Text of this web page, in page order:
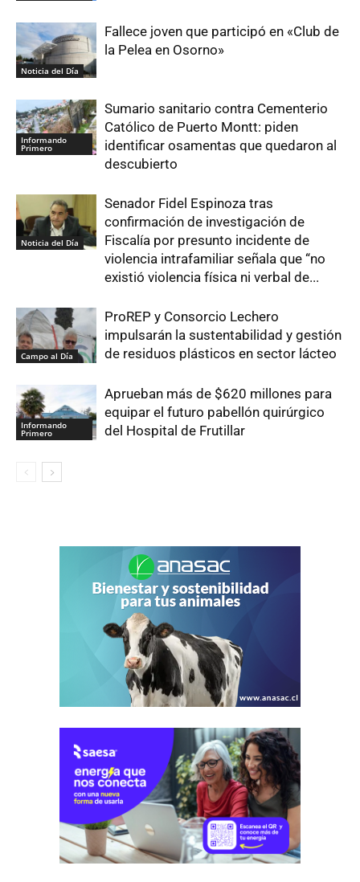
Noticia del Día
Fallece joven que participó en «Club de
la Pelea en Osorno»
Informando
Primero
Sumario sanitario contra Cementerio
Católico de Puerto Montt: piden
identificar osamentas que quedaron al
descubierto
Noticia del Día
Senador Fidel Espinoza tras
confirmación de investigación de
Fiscalía por presunto incidente de
violencia intrafamiliar señala que “no
existió violencia física ni verbal de...
Campo al Día
ProREP y Consorcio Lechero
impulsarán la sustentabilidad y gestión
de residuos plásticos en sector lácteo
Informando
Primero
Aprueban más de $620 millones para
equipar el futuro pabellón quirúrgico
del Hospital de Frutillar